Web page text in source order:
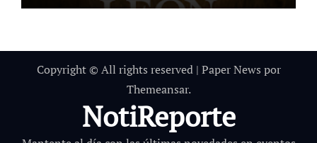
Copyright © All rights reserved | Paper News por
Themeansar.
NotiReporte